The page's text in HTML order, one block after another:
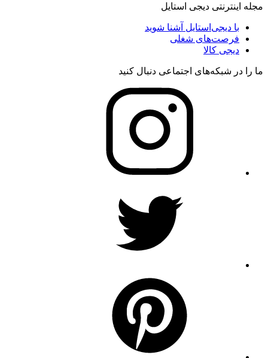
مجله اینترنتی دیجی استایل
با دیجی‌استایل آشنا شوید
فرصت‌های شغلی
دیجی کالا
ما را در شبکه‌های اجتماعی دنبال کنید